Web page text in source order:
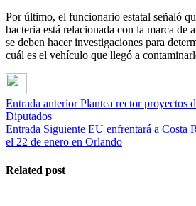
Por último, el funcionario estatal señaló
bacteria está relacionada con la marca de
se deben hacer investigaciones para
cuál es el vehículo que llegó a
Entrada anterior Plantea rector proyectos
Diputados
Entrada Siguiente EU enfrentará a Costa
el 22 de enero en Orlando
Related post